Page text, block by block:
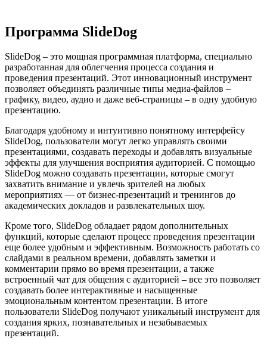
Программа SlideDog
SlideDog – это мощная программная платформа, специально
разработанная для облегчения процесса создания и
проведения презентаций. Этот инновационный инструмент
позволяет объединять различные типы медиа-файлов –
графику, видео, аудио и даже веб-страницы – в одну удобную
презентацию.
Благодаря удобному и интуитивно понятному интерфейсу
SlideDog, пользователи могут легко управлять своими
презентациями, создавать переходы и добавлять визуальные
эффекты для улучшения восприятия аудиторией. С помощью
SlideDog можно создавать презентации, которые смогут
захватить внимание и увлечь зрителей на любых
мероприятиях — от бизнес-презентаций и тренингов до
академических докладов и развлекательных шоу.
Кроме того, SlideDog обладает рядом дополнительных
функций, которые сделают процесс проведения презентации
еще более удобным и эффективным. Возможность работать со
слайдами в реальном времени, добавлять заметки и
комментарии прямо во время презентации, а также
встроенный чат для общения с аудиторией – все это позволяет
создавать более интерактивные и насыщенные
эмоциональным контентом презентации. В итоге
пользователи SlideDog получают уникальный инструмент для
создания ярких, познавательных и незабываемых
презентаций.